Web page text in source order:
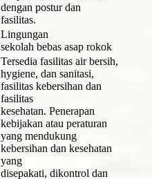
dengan postur dan
fasilitas.
Lingungan
sekolah bebas asap rokok
Tersedia fasilitas air bersih,
hygiene, dan sanitasi,
fasilitas kebersihan dan
fasilitas
kesehatan. Penerapan
kebijakan atau peraturan
yang mendukung
kebersihan dan kesehatan
yang
disepakati, dikontrol dan